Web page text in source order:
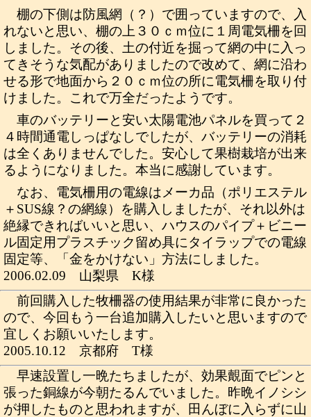
棚の下側は防風網（？）で囲っていますので、入
れないと思い、棚の上３０ｃｍ位に１周電気柵を回
しました。その後、土の付近を掘って網の中に入っ
てきそうな気配がありましたので改めて、網に沿わ
せる形で地面から２０ｃｍ位の所に電気柵を取り付
けました。これで万全だったようです。
車のバッテリーと安い太陽電池パネルを買って２
４時間通電しっぱなしでしたが、バッテリーの消耗
は全くありませんでした。安心して果樹栽培が出来
るようになりました。本当に感謝しています。
なお、電気柵用の電線はメーカ品（ポリエステル
＋SUS線？の網線）を購入しましたが、それ以外は
絶縁できればいいと思い、ハウスのパイプ＋ビニー
ル固定用プラスチック留め具にタイラップでの電線
固定等、「金をかけない」方法にしました。
2006.02.09 山梨県 K様
前回購入した牧柵器の使用結果が非常に良かった
ので、今回もう一台追加購入したいと思いますので
宜しくお願いいたします。
2005.10.12 京都府 T様
早速設置し一晩たちましたが、効果覿面でピンと
張った銅線が今朝たるんでいました。昨晩イノシシ
が押したものと思われますが、田んぼに入らずに山